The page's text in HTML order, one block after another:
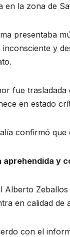
en la zona de
presentaba
inconsciente y
fue
en estado
confirmó que
aprehendida y
Alberto
en calidad de
con el